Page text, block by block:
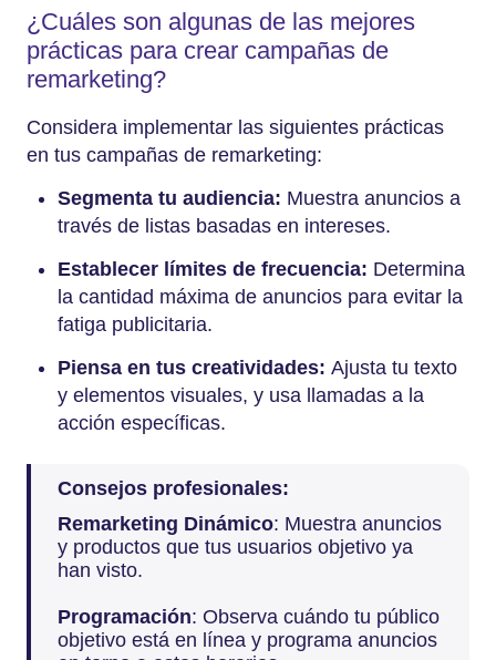
¿Cuáles son algunas de las mejores
prácticas para crear campañas de
remarketing?
Considera implementar las siguientes prácticas
en tus campañas de remarketing:
Segmenta tu audiencia: Muestra anuncios a
través de listas basadas en intereses.
Establecer límites de frecuencia: Determina
la cantidad máxima de anuncios para evitar la
fatiga publicitaria.
Piensa en tus creatividades: Ajusta tu texto
y elementos visuales, y usa llamadas a la
acción específicas.
Consejos profesionales:
Remarketing Dinámico: Muestra anuncios
y productos que tus usuarios objetivo ya
han visto.
Programación: Observa cuándo tu público
objetivo está en línea y programa anuncios